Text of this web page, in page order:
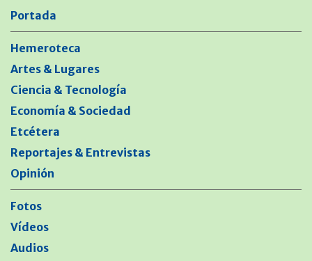
Portada
Hemeroteca
Artes & Lugares
Ciencia & Tecnología
Economía & Sociedad
Etcétera
Reportajes & Entrevistas
Opinión
Fotos
Vídeos
Audios